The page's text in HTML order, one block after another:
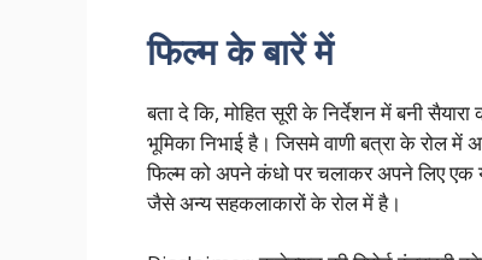
फिल्म के बारें में
बता दे कि, मोहित सूरी के निर्देशन में बनी
भूमिका निभाई है। जिसमे वाणी बत्रा के रोल
फिल्म को अपने कंधो पर चलाकर अपने लिए
जैसे अन्य सहकलाकारों के रोल में है।